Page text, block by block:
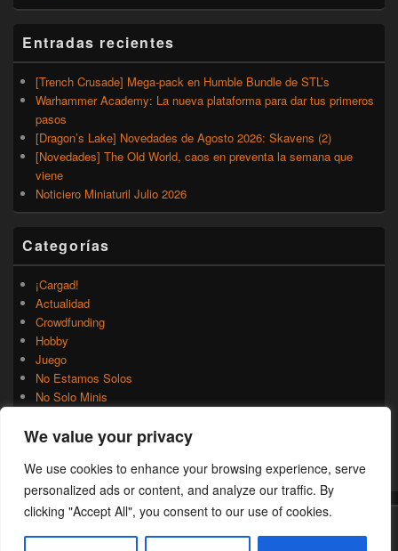
We value your privacy
We use cookies to enhance your browsing experience, serve
personalized ads or content, and analyze our traffic. By
clicking "Accept All", you consent to our use of cookies.
Entradas recientes
[Trench Crusade] Mega-pack en Humble Bundle de STL’s
Warhammer Academy: La nueva plataforma para dar tus primeros
pasos
[Dragon’s Lake] Novedades de Agosto 2026: Skavens (2)
[Novedades] The Old World, caos en preventa la semana que
viene
Noticiero Miniaturil Julio 2026
Categorías
¡Cargad!
Actualidad
Crowdfunding
Hobby
Juego
No Estamos Solos
No Solo Minis
Rumores
Uncategorized